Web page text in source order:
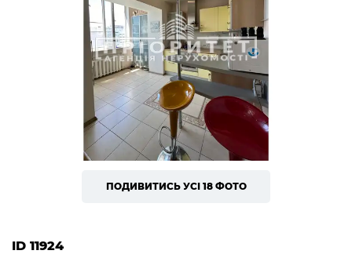
ПОДИВИТИСЬ УСІ 18 ФОТО
ID 11924